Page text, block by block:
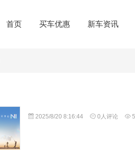
首页 买车优惠 新车资讯
2025/8/20 8:16:44 0人评论